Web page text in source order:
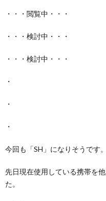
・・・閲覧中・・・
・・・検討中・・・
・・・検討中・・・
・
・
・
今回も「SH」になりそうです。
先日現在使用している携帯を
た。